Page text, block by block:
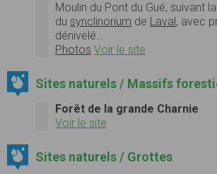
Moulin du Pont du Gué, suivant
du synclinorium de Laval, avec
dénivelé…
Photos Voir le site
Sites naturels / Massifs
Forêt de la grande Charnie
Voir le site
Sites naturels / Grottes